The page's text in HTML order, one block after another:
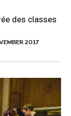
des classes
2017